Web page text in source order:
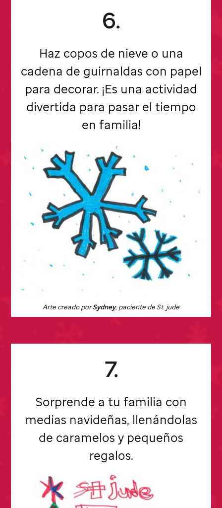
Arte creado porSydney, paciente de St. jude
6.
Haz copos de nieve o una
cadena de guirnaldas con papel
para decorar. ¡Es una actividad
divertida para pasar el tiempo
en familia!
7.
Sorprende a tu familia con
medias navideñas, llenándolas
de caramelos y pequeños
regalos.